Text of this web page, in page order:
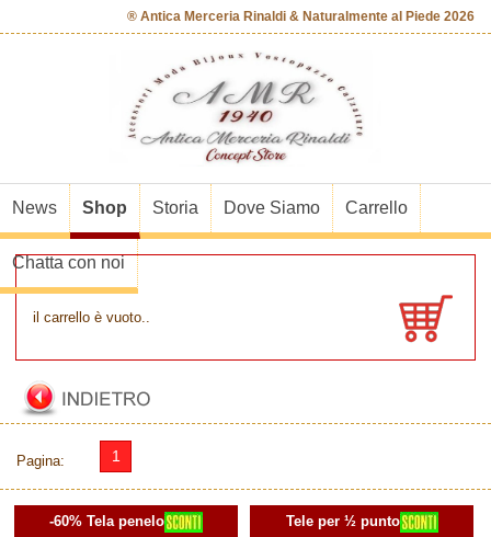
® Antica Merceria Rinaldi & Naturalmente al Piede 2026
News Shop Storia Dove Siamo Carrello
Chatta con noi
il carrello è vuoto..
Pagina: 1
-60% Tela penelo Tele per ½ punto